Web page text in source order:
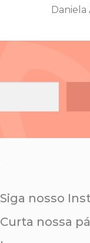
Daniela
Siga nosso
Curta nossa